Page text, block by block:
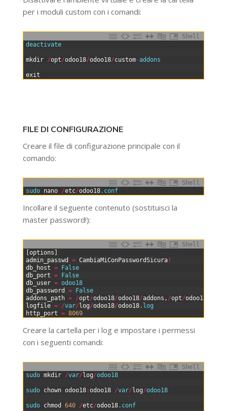
per i moduli custom con i comandi:
Shell
deactivate
mkdir /opt/odoo18/odoo18/custom-addons
exit
FILE DI CONFIGURAZIONE
Creare il file di configurazione principale con il
comando:
Shell
sudo nano /etc/odoo18.conf
Incollare il seguente contenuto (sostituisci la
master password!):
Shell
options
admin_passwd
= CambiaMiConPasswordSicura!
db_host =
False
db_port =
False
db_user = odoo18
db_password
=
False
addons_path = /opt/odoo18/odoo18/addons , /opt/odoo18
logfile = /var/ log/odoo18/odoo18.log
http_port = 8069
Creare la cartella per i log e impostare i permessi
con i seguenti comandi:
Shell
sudo mkdir /var/ log/odoo18
sudo chown odoo18:odoo18 /var/ log/odoo18
sudo chmod 640 /etc/odoo18.conf